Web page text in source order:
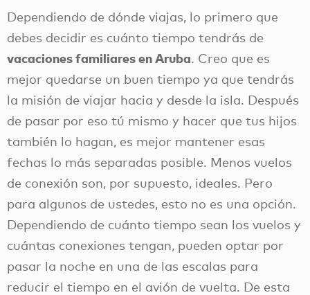
Dependiendo de dónde viajas, lo primero que
debes decidir es cuánto tiempo tendrás de
vacaciones familiares en Aruba. Creo que es
mejor quedarse un buen tiempo ya que tendrás
la misión de viajar hacia y desde la isla. Después
de pasar por eso tú mismo y hacer que tus hijos
también lo hagan, es mejor mantener esas
fechas lo más separadas posible. Menos vuelos
de conexión son, por supuesto, ideales. Pero
para algunos de ustedes, esto no es una opción.
Dependiendo de cuánto tiempo sean los vuelos y
cuántas conexiones tengan, pueden optar por
pasar la noche en una de las escalas para
reducir el tiempo en el avión de vuelta. De esta